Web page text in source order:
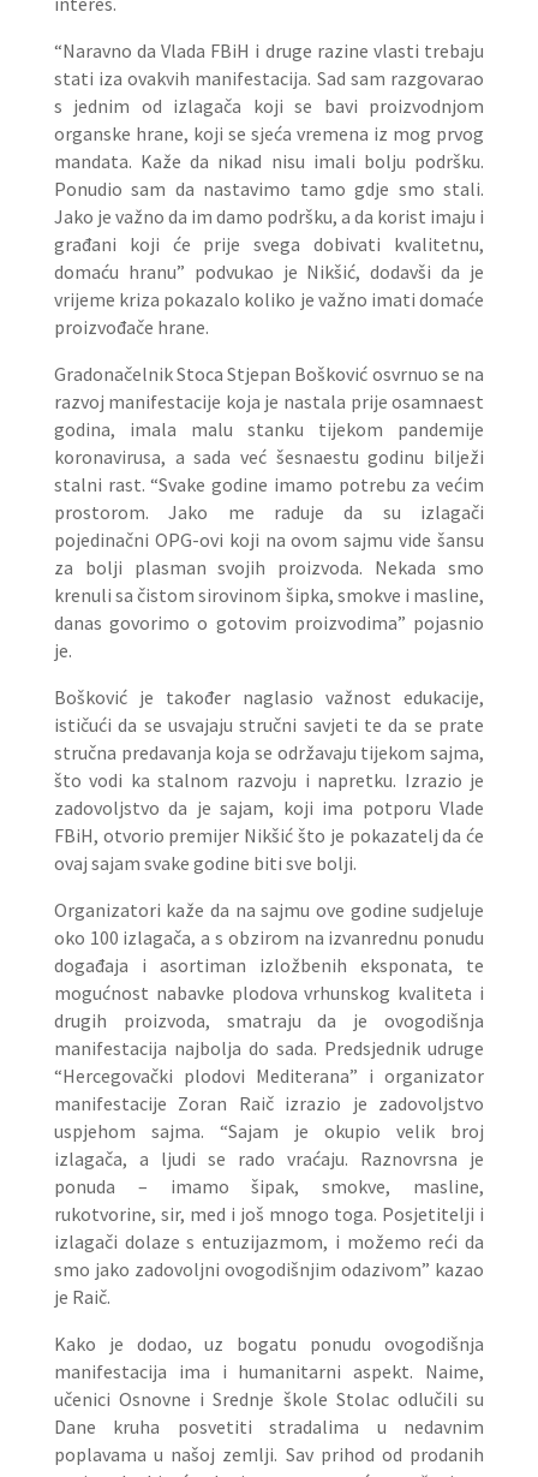
“Naravno da Vlada FBiH i druge razine vlasti trebaju
stati iza ovakvih manifestacija. Sad sam razgovarao
s jednim od izlagača koji se bavi proizvodnjom
organske hrane, koji se sjeća vremena iz mog prvog
mandata. Kaže da nikad nisu imali bolju podršku.
Ponudio sam da nastavimo tamo gdje smo stali.
Jako je važno da im damo podršku, a da korist imaju i
građani koji će prije svega dobivati kvalitetnu,
domaću hranu” podvukao je Nikšić, dodavši da je
vrijeme kriza pokazalo koliko je važno imati domaće
proizvođače hrane.
Gradonačelnik Stoca Stjepan Bošković osvrnuo se na
razvoj manifestacije koja je nastala prije osamnaest
godina, imala malu stanku tijekom pandemije
koronavirusa, a sada već šesnaestu godinu bilježi
stalni rast. “Svake godine imamo potrebu za većim
prostorom. Jako me raduje da su izlagači
pojedinačni OPG-ovi koji na ovom sajmu vide šansu
za bolji plasman svojih proizvoda. Nekada smo
krenuli sa čistom sirovinom šipka, smokve i masline,
danas govorimo o gotovim proizvodima” pojasnio
je.
Bošković je također naglasio važnost edukacije,
ističući da se usvajaju stručni savjeti te da se prate
stručna predavanja koja se održavaju tijekom sajma,
što vodi ka stalnom razvoju i napretku. Izrazio je
zadovoljstvo da je sajam, koji ima potporu Vlade
FBiH, otvorio premijer Nikšić što je pokazatelj da će
ovaj sajam svake godine biti sve bolji.
Organizatori kaže da na sajmu ove godine sudjeluje
oko 100 izlagača, a s obzirom na izvanrednu ponudu
događaja i asortiman izložbenih eksponata, te
mogućnost nabavke plodova vrhunskog kvaliteta i
drugih proizvoda, smatraju da je ovogodišnja
manifestacija najbolja do sada. Predsjednik udruge
“Hercegovački plodovi Mediterana” i organizator
manifestacije Zoran Raič izrazio je zadovoljstvo
uspjehom sajma. “Sajam je okupio velik broj
izlagača, a ljudi se rado vraćaju. Raznovrsna je
ponuda – imamo šipak, smokve, masline,
rukotvorine, sir, med i još mnogo toga. Posjetitelji i
izlagači dolaze s entuzijazmom, i možemo reći da
smo jako zadovoljni ovogodišnjim odazivom” kazao
je Raič.
Kako je dodao, uz bogatu ponudu ovogodišnja
manifestacija ima i humanitarni aspekt. Naime,
učenici Osnovne i Srednje škole Stolac odlučili su
Dane kruha posvetiti stradalima u nedavnim
poplavama u našoj zemlji. Sav prihod od prodanih